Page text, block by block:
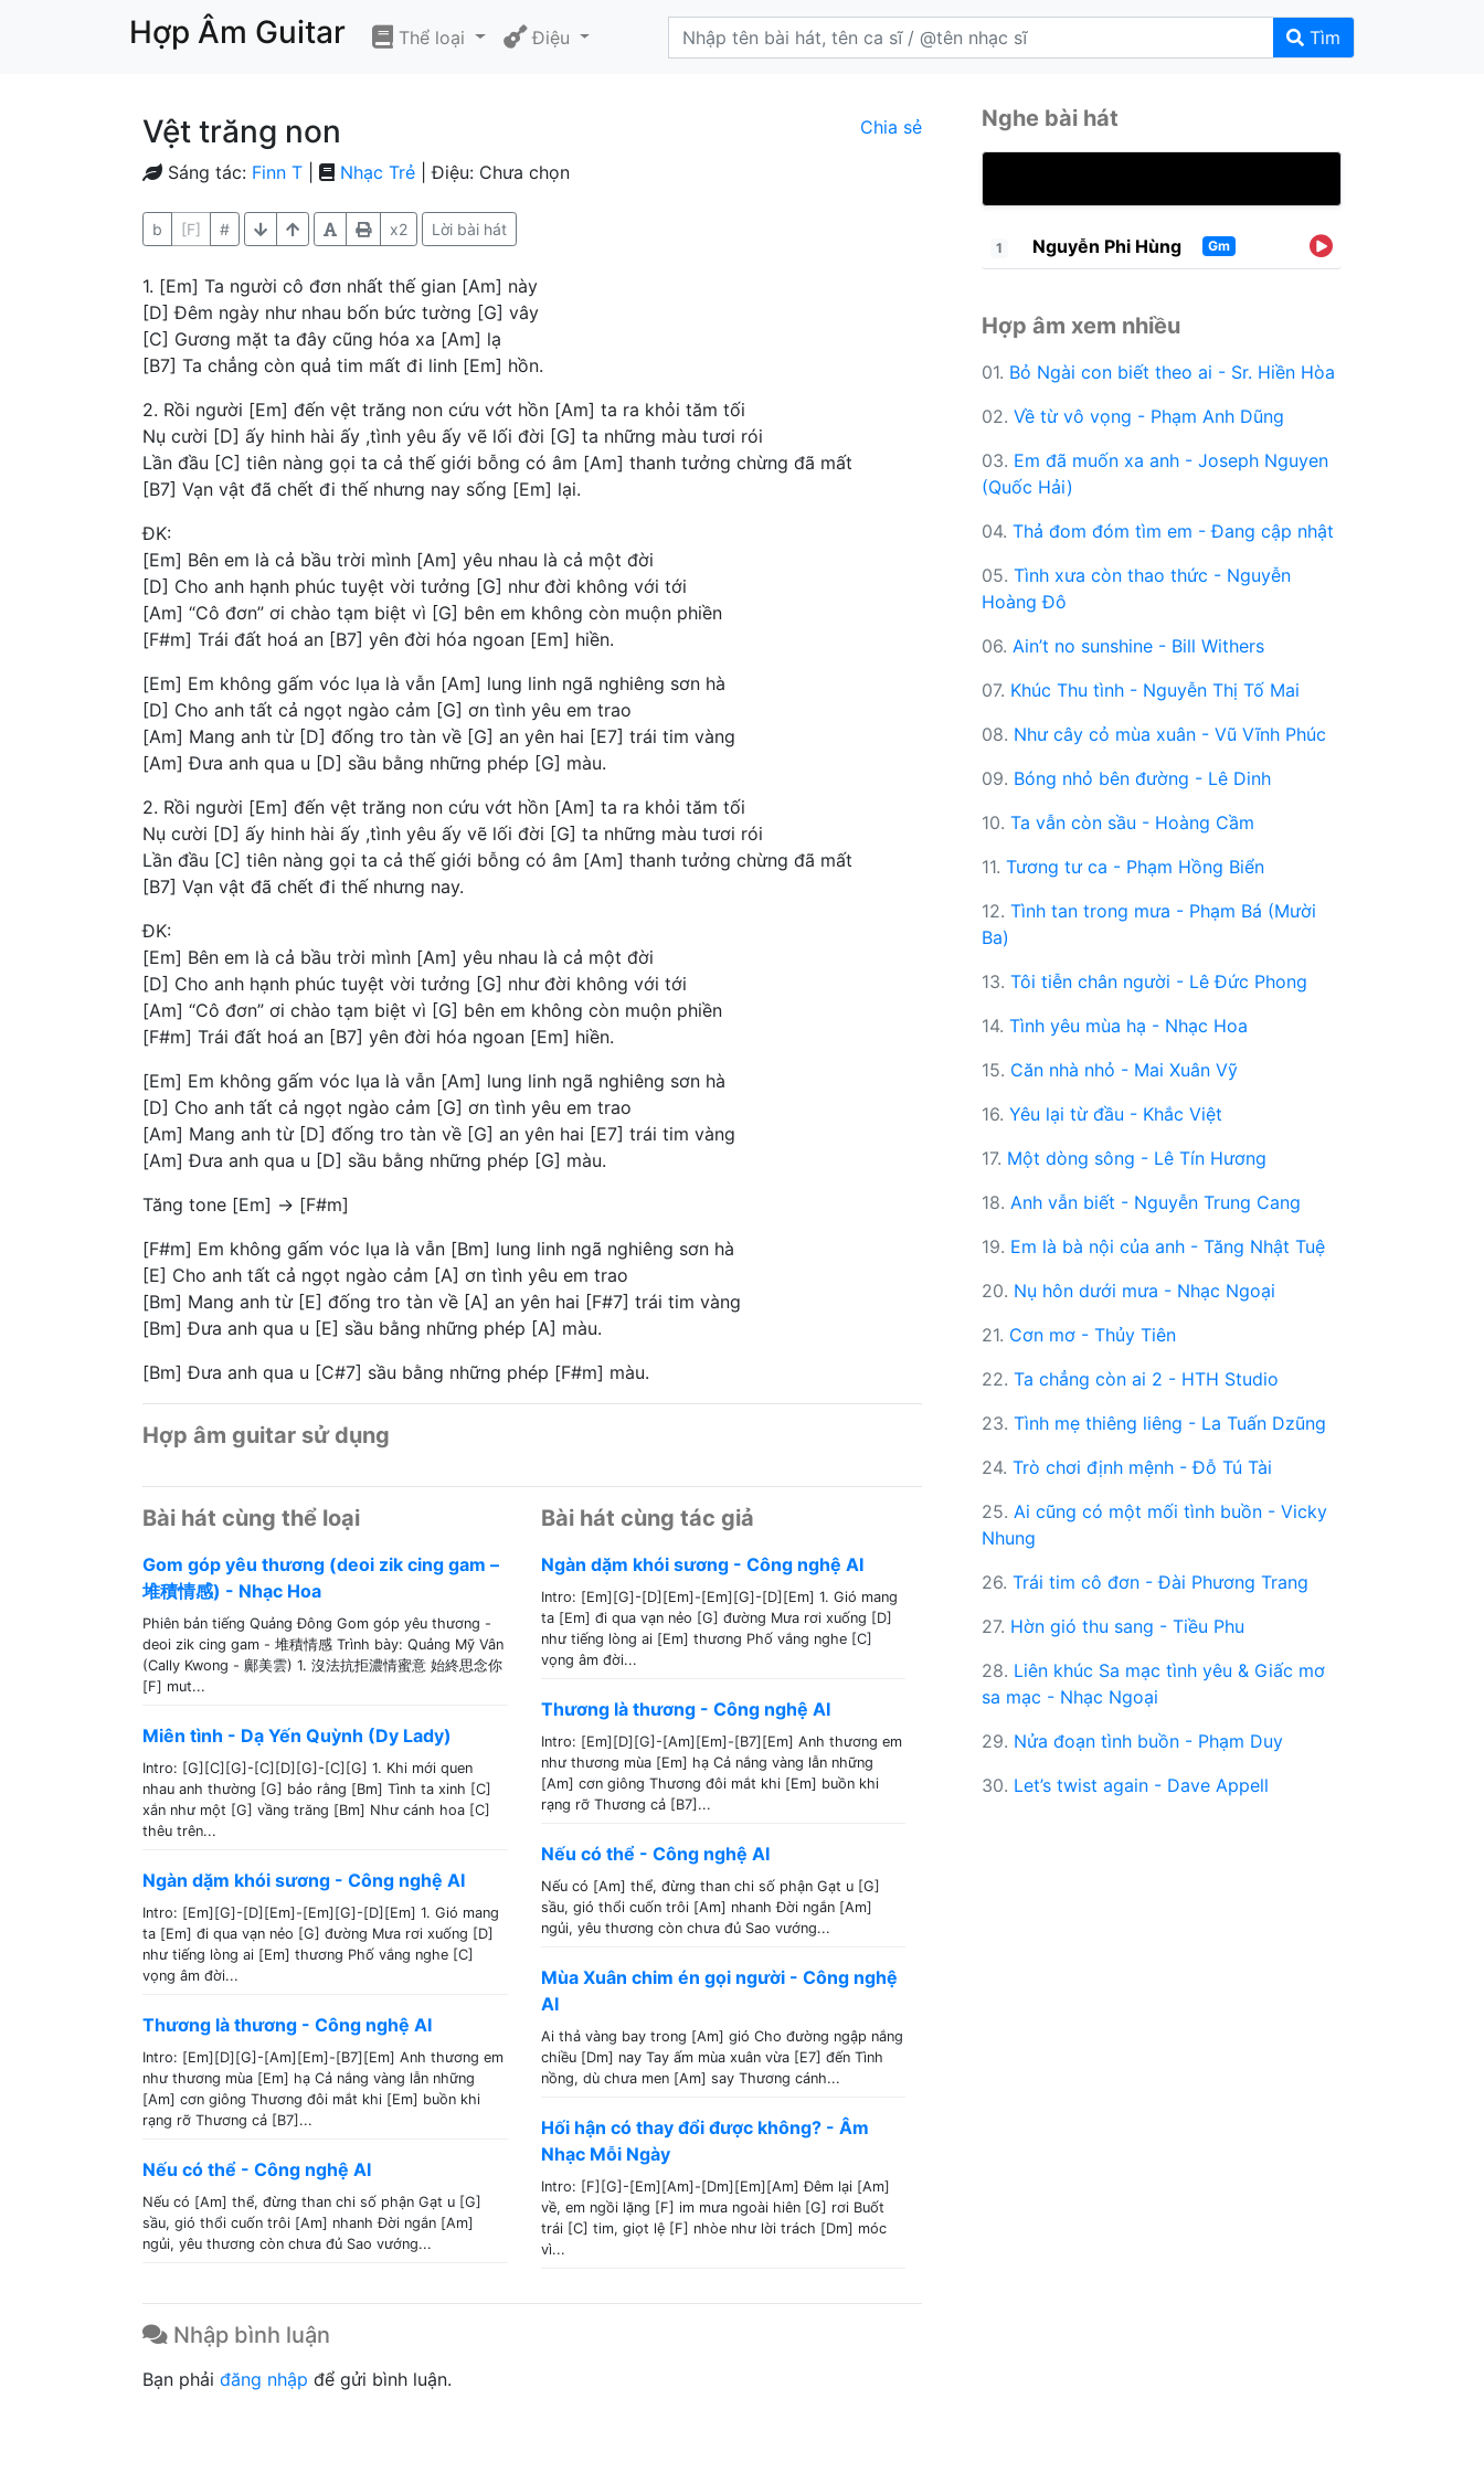
Hợp Âm Guitar Thể loại Điệu Tìm
Vệt trăng non Chia sẻ
Sáng tác: Finn T Nhạc Trẻ | Điệu: Chưa chọn
b [F] # x2 Lời bài hát
1. [Em] Ta người cô đơn nhất thế gian [Am] này
[D] Đêm ngày như nhau bốn bức tường [G] vây
[C] Gương mặt ta đây cũng hóa xa [Am] lạ
[B7] Ta chẳng còn quả tim mất đi linh [Em] hồn.
2. Rồi người [Em] đến vệt trăng non cứu vớt hồn [Am] ta ra khỏi tăm tối
Nụ cười [D] ấy hinh hài ấy ,tình yêu ấy vẽ lối đời [G] ta những màu tươi rói
Lần đầu [C] tiên nàng gọi ta cả thế giới bỗng có âm [Am] thanh tưởng chừng đã mất
[B7] Vạn vật đã chết đi thế nhưng nay sống [Em] lại.
ĐK:
[Em] Bên em là cả bầu trời mình [Am] yêu nhau là cả một đời
[D] Cho anh hạnh phúc tuyệt vời tưởng [G] như đời không với tới
[Am] “Cô đơn” ơi chào tạm biệt vì [G] bên em không còn muộn phiền
[F#m] Trái đất hoá an [B7] yên đời hóa ngoan [Em] hiền.
[Em] Em không gấm vóc lụa là vẫn [Am] lung linh ngã nghiêng sơn hà
[D] Cho anh tất cả ngọt ngào cảm [G] ơn tình yêu em trao
[Am] Mang anh từ [D] đống tro tàn về [G] an yên hai [E7] trái tim vàng
[Am] Đưa anh qua u [D] sầu bằng những phép [G] màu.
2. Rồi người [Em] đến vệt trăng non cứu vớt hồn [Am] ta ra khỏi tăm tối
Nụ cười [D] ấy hinh hài ấy ,tình yêu ấy vẽ lối đời [G] ta những màu tươi rói
Lần đầu [C] tiên nàng gọi ta cả thế giới bỗng có âm [Am] thanh tưởng chừng đã mất
[B7] Vạn vật đã chết đi thế nhưng nay.
ĐK:
[Em] Bên em là cả bầu trời mình [Am] yêu nhau là cả một đời
[D] Cho anh hạnh phúc tuyệt vời tưởng [G] như đời không với tới
[Am] “Cô đơn” ơi chào tạm biệt vì [G] bên em không còn muộn phiền
[F#m] Trái đất hoá an [B7] yên đời hóa ngoan [Em] hiền.
[Em] Em không gấm vóc lụa là vẫn [Am] lung linh ngã nghiêng sơn hà
[D] Cho anh tất cả ngọt ngào cảm [G] ơn tình yêu em trao
[Am] Mang anh từ [D] đống tro tàn về [G] an yên hai [E7] trái tim vàng
[Am] Đưa anh qua u [D] sầu bằng những phép [G] màu.
Tăng tone [Em] -> [F#m]
[F#m] Em không gấm vóc lụa là vẫn [Bm] lung linh ngã nghiêng sơn hà
[E] Cho anh tất cả ngọt ngào cảm [A] ơn tình yêu em trao
[Bm] Mang anh từ [E] đống tro tàn về [A] an yên hai [F#7] trái tim vàng
[Bm] Đưa anh qua u [E] sầu bằng những phép [A] màu.
[Bm] Đưa anh qua u [C#7] sầu bằng những phép [F#m] màu.
Hợp âm guitar sử dụng
Bài hát cùng thể loại
Gom góp yêu thương (deoi zik cing gam –
堆積情感) - Nhạc Hoa
Phiên bản tiếng Quảng Đông Gom góp yêu thương -
deoi zik cing gam - 堆積情感 Trình bày: Quảng Mỹ Vân
(Cally Kwong - 鄺美雲) 1. 沒法抗拒濃情蜜意 始終思念你
[F] mut...
Miên tình - Dạ Yến Quỳnh (Dy Lady)
Intro: [G][C][G]-[C][D][G]-[C][G] 1. Khi mới quen
nhau anh thường [G] bảo rằng [Bm] Tình ta xinh [C]
xắn như một [G] vầng trăng [Bm] Như cánh hoa [C]
thêu trên...
Ngàn dặm khói sương - Công nghệ AI
Intro: [Em][G]-[D][Em]-[Em][G]-[D][Em] 1. Gió mang
ta [Em] đi qua vạn nẻo [G] đường Mưa rơi xuống [D]
như tiếng lòng ai [Em] thương Phố vắng nghe [C]
vọng âm đời...
Thương là thương - Công nghệ AI
Intro: [Em][D][G]-[Am][Em]-[B7][Em] Anh thương em
như thương mùa [Em] hạ Cả nắng vàng lẫn những
[Am] cơn giông Thương đôi mắt khi [Em] buồn khi
rạng rỡ Thương cả [B7]...
Nếu có thể - Công nghệ AI
Nếu có [Am] thể, đừng than chi số phận Gạt u [G]
sầu, gió thổi cuốn trôi [Am] nhanh Đời ngắn [Am]
ngủi, yêu thương còn chưa đủ Sao vướng...
Bài hát cùng tác giả
Ngàn dặm khói sương - Công nghệ AI
Intro: [Em][G]-[D][Em]-[Em][G]-[D][Em] 1. Gió mang
ta [Em] đi qua vạn nẻo [G] đường Mưa rơi xuống [D]
như tiếng lòng ai [Em] thương Phố vắng nghe [C]
vọng âm đời...
Thương là thương - Công nghệ AI
Intro: [Em][D][G]-[Am][Em]-[B7][Em] Anh thương em
như thương mùa [Em] hạ Cả nắng vàng lẫn những
[Am] cơn giông Thương đôi mắt khi [Em] buồn khi
rạng rỡ Thương cả [B7]...
Nếu có thể - Công nghệ AI
Nếu có [Am] thể, đừng than chi số phận Gạt u [G]
sầu, gió thổi cuốn trôi [Am] nhanh Đời ngắn [Am]
ngủi, yêu thương còn chưa đủ Sao vướng...
Mùa Xuân chim én gọi người - Công nghệ
AI
Ai thả vàng bay trong [Am] gió Cho đường ngập nắng
chiều [Dm] nay Tay ấm mùa xuân vừa [E7] đến Tình
nồng, dù chưa men [Am] say Thương cánh...
Hối hận có thay đổi được không? - Âm
Nhạc Mỗi Ngày
Intro: [F][G]-[Em][Am]-[Dm][Em][Am] Đêm lại [Am]
về, em ngồi lặng [F] im mưa ngoài hiên [G] rơi Buốt
trái [C] tim, giọt lệ [F] nhòe như lời trách [Dm] móc
vì...
Nhập bình luận
Bạn phải đăng nhập để gửi bình luận.
Nghe bài hát
1 Nguyễn Phi Hùng Gm
Hợp âm xem nhiều
01. Bỏ Ngài con biết theo ai - Sr. Hiền Hòa
02. Về từ vô vọng - Phạm Anh Dũng
03. Em đã muốn xa anh - Joseph Nguyen
(Quốc Hải)
04. Thả đom đóm tìm em - Đang cập nhật
05. Tình xưa còn thao thức - Nguyễn
Hoàng Đô
06. Ain’t no sunshine - Bill Withers
07. Khúc Thu tình - Nguyễn Thị Tố Mai
08. Như cây cỏ mùa xuân - Vũ Vĩnh Phúc
09. Bóng nhỏ bên đường - Lê Dinh
10. Ta vẫn còn sầu - Hoàng Cầm
11. Tương tư ca - Phạm Hồng Biển
12. Tình tan trong mưa - Phạm Bá (Mười
Ba)
13. Tôi tiễn chân người - Lê Đức Phong
14. Tình yêu mùa hạ - Nhạc Hoa
15. Căn nhà nhỏ - Mai Xuân Vỹ
16. Yêu lại từ đầu - Khắc Việt
17. Một dòng sông - Lê Tín Hương
18. Anh vẫn biết - Nguyễn Trung Cang
19. Em là bà nội của anh - Tăng Nhật Tuệ
20. Nụ hôn dưới mưa - Nhạc Ngoại
21. Cơn mơ - Thủy Tiên
22. Ta chẳng còn ai 2 - HTH Studio
23. Tình mẹ thiêng liêng - La Tuấn Dzũng
24. Trò chơi định mệnh - Đỗ Tú Tài
25. Ai cũng có một mối tình buồn - Vicky
Nhung
26. Trái tim cô đơn - Đài Phương Trang
27. Hờn gió thu sang - Tiều Phu
28. Liên khúc Sa mạc tình yêu & Giấc mơ
sa mạc - Nhạc Ngoại
29. Nửa đoạn tình buồn - Phạm Duy
30. Let’s twist again - Dave Appell